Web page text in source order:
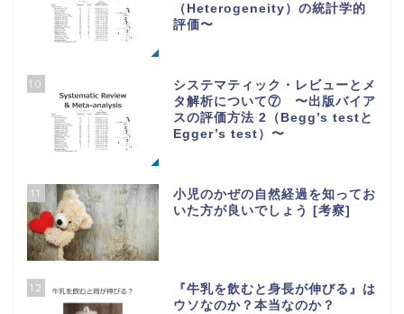
（Heterogeneity）の統計学的
評価〜
10
システマティック・レビューとメ
タ解析について⑦ 〜出版バイア
スの評価方法 2（Begg’s testと
Egger’s test）〜
11
小児のかぜの自然経過を知ってお
いた方が良いでしょう [考察]
12
『牛乳を飲むと身長が伸びる』は
ウソなのか？本当なのか？